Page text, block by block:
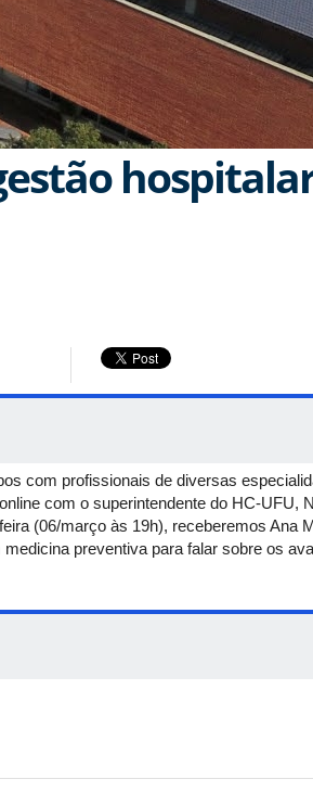
com profissionais de diversas
com o superintendente do HC-UFU,
(06/março às 19h), receberemos Ana
preventiva para falar sobre os